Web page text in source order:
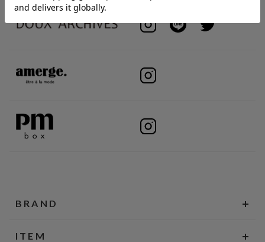
BRAND
ITEM